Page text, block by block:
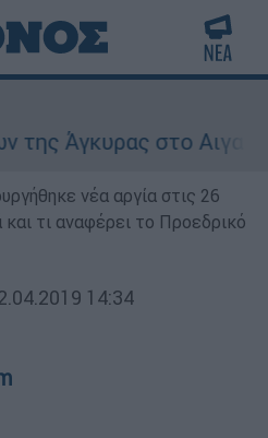
Άγκυρας στο Αιγαίο:
νέα αργία στις 26
τι αναφέρει το Προεδρικό
14:34